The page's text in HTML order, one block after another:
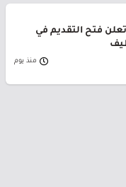
تعلن فتح التقديم في
منذ يوم